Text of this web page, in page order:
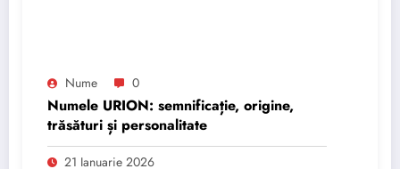
Nume 0
Numele URION: semnificație, origine,
trăsături și personalitate
21 Ianuarie 2026